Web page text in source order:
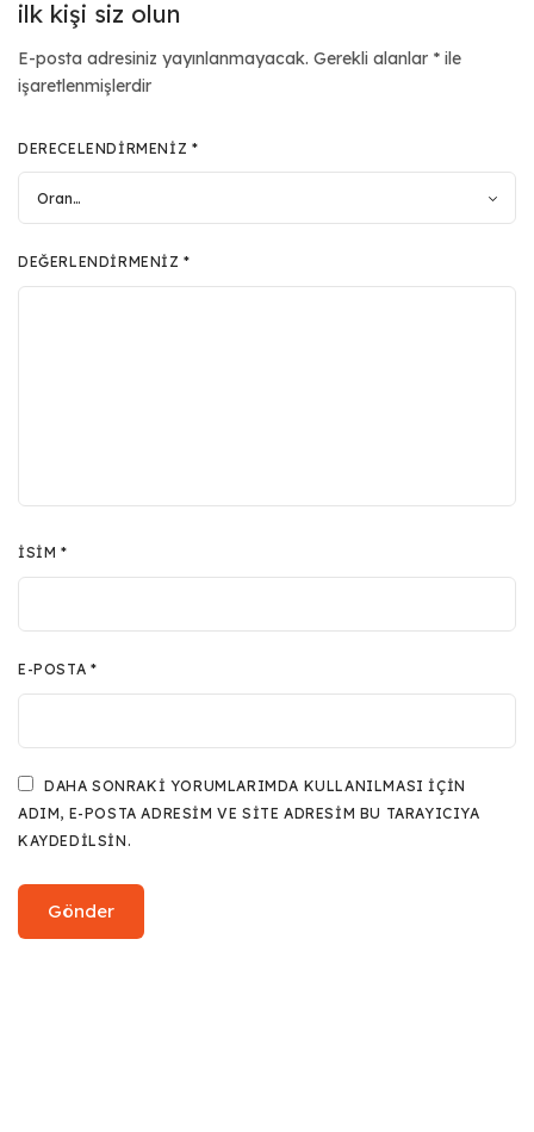
ilk kişi siz olun
E-posta adresiniz yayınlanmayacak. Gerekli alanlar * ile
işaretlenmişlerdir
DERECELENDIRMENIZ *
DEĞERLENDIRMENIZ*
İSIM*
E-POSTA *
DAHA SONRAKI YORUMLARIMDA KULLANILMASI IÇIN
ADIM, E-POSTA ADRESIM VE SITE ADRESIM BU TARAYICIYA
KAYDEDILSIN.